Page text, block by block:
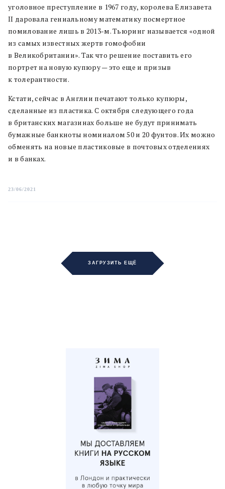
уголовное преступление в 1967 году, королева Елизавета
II даровала гениальному математику посмертное
помилование лишь в 2013-м. Тьюринг называется «одной
из самых известных жертв гомофобии
в Великобритании». Так что решение поставить его
портрет на новую купюру — это еще и призыв
к толерантности.
Кстати, сейчас в Англии печатают только купюры,
сделанные из пластика. С октября следующего года
в британских магазинах больше не будут принимать
бумажные банкноты номиналом 50 и 20 фунтов. Их можно
обменять на новые пластиковые в почтовых отделениях
и в банках.
23/06/2021
ЗАГРУЗИТЬ ЕЩЁ